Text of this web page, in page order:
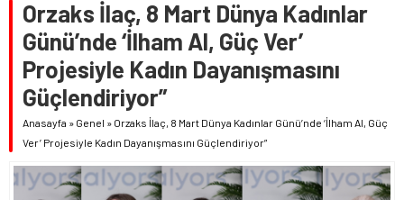
Orzaks İlaç, 8 Mart Dünya Kadınlar
Günü’nde ‘İlham Al, Güç Ver’
Projesiyle Kadın Dayanışmasını
Güçlendiriyor”
Anasayfa » Genel » Orzaks İlaç, 8 Mart Dünya Kadınlar Günü’nde ‘İlham Al, Güç
Ver’ Projesiyle Kadın Dayanışmasını Güçlendiriyor”